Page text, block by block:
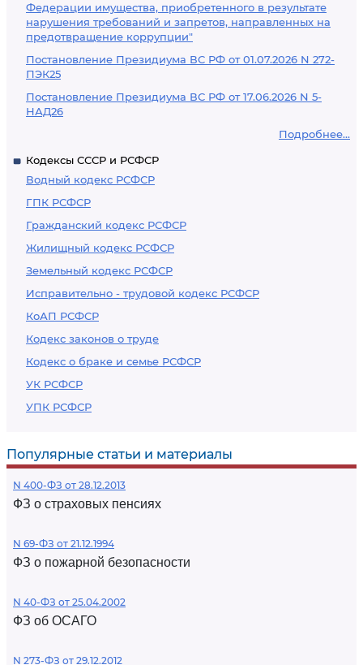
Федерации имущества, приобретенного в результате
нарушения требований и запретов, направленных на
предотвращение коррупции"
Постановление Президиума ВС РФ от 01.07.2026 N 272-
ПЭК25
Постановление Президиума ВС РФ от 17.06.2026 N 5-
НАД26
Подробнее...
Кодексы СССР и РСФСР
Водный кодекс РСФСР
ГПК РСФСР
Гражданский кодекс РСФСР
Жилищный кодекс РСФСР
Земельный кодекс РСФСР
Исправительно - трудовой кодекс РСФСР
КоАП РСФСР
Кодекс законов о труде
Кодекс о браке и семье РСФСР
УК РСФСР
УПК РСФСР
Популярные статьи и материалы
N 400-ФЗ от 28.12.2013
ФЗ о страховых пенсиях
N 69-ФЗ от 21.12.1994
ФЗ о пожарной безопасности
N 40-ФЗ от 25.04.2002
ФЗ об ОСАГО
N 273-ФЗ от 29.12.2012